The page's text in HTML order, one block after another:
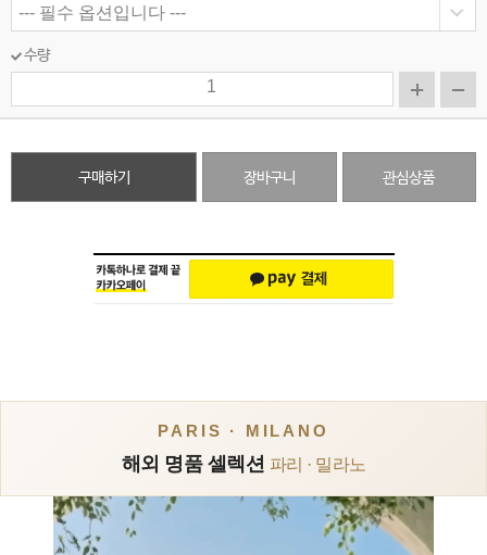
수량
구매하기 장바구니 관심상품
PARIS · MILANO
해외 명품 셀렉션 파리 · 밀라노